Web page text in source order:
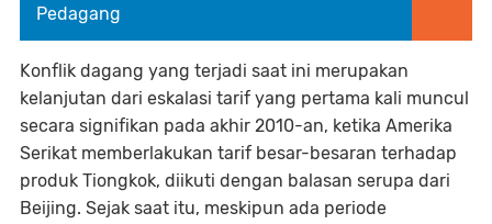
Pedagang
Konflik dagang yang terjadi saat ini merupakan
kelanjutan dari eskalasi tarif yang pertama kali muncul
secara signifikan pada akhir 2010-an, ketika Amerika
Serikat memberlakukan tarif besar-besaran terhadap
produk Tiongkok, diikuti dengan balasan serupa dari
Beijing. Sejak saat itu, meskipun ada periode